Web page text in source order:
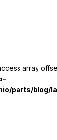
array
parts/blog/